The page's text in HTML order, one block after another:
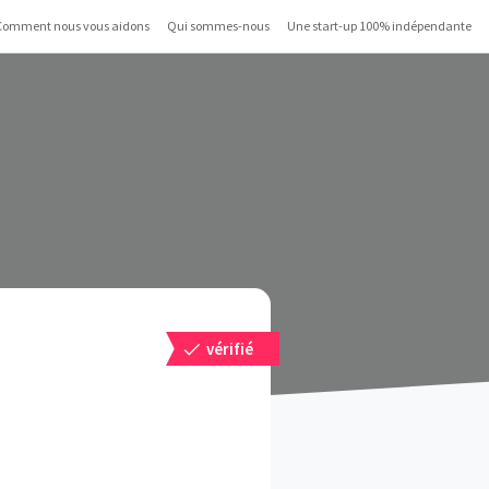
nous vous aidons Qui sommes-nous Une start-up 100% indépendante
vérifié